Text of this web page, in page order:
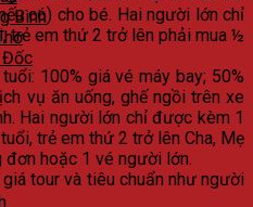
Bình
Đốc
có) cho bé. Hai người lớn chỉ
trẻ em thứ 2 trở lên phải mua ½
100% giá vé máy bay; 50%
vụ ăn uống, ghế ngồi trên xe
Hai người lớn chỉ được kèm 1
trẻ em thứ 2 trở lên Cha, Mẹ
hoặc 1 vé người lớn.
tour và tiêu chuẩn như người